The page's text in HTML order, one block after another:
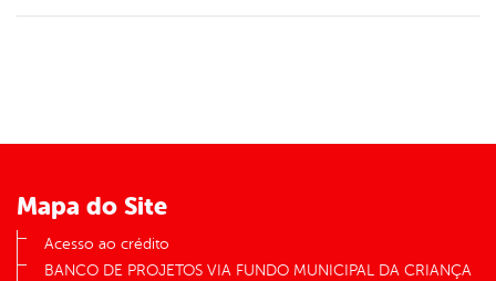
Mapa do Site
Acesso ao crédito
BANCO DE PROJETOS VIA FUNDO MUNICIPAL DA CRIANÇA